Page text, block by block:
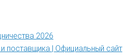
2026
поставщика | Официальный сайт